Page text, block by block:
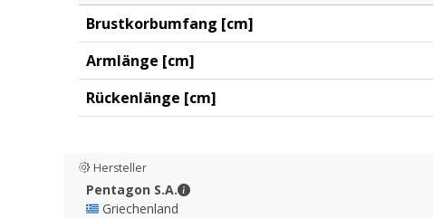
Brustkorbumfang [cm]
Armlänge [cm]
Rückenlänge [cm]
Hersteller
Pentagon S.A.
Pentagon S.A. - Kontaktdaten
🇬🇷 Griechenland